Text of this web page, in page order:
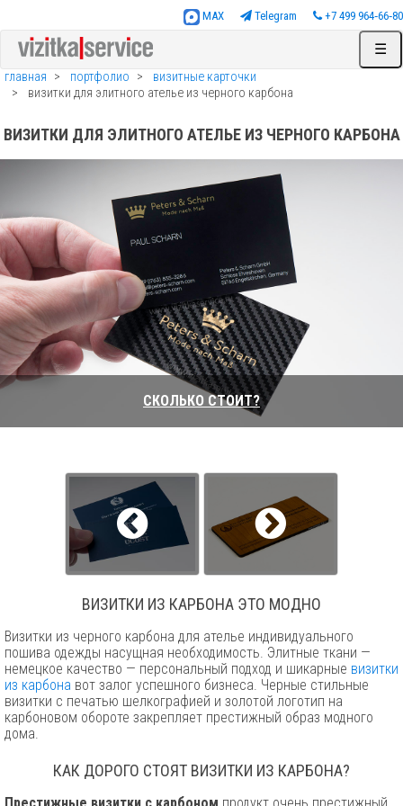
MAX Telegram +7 499 964‑66‑80
☰
главная
портфолио
визитные карточки
визитки для элитного ателье из черного карбона
ВИЗИТКИ ДЛЯ ЭЛИТНОГО АТЕЛЬЕ ИЗ ЧЕРНОГО КАРБОНА
СКОЛЬКО СТОИТ?
ВИЗИТКИ ИЗ КАРБОНА ЭТО МОДНО
Визитки из черного карбона для ателье индивидуального
пошива одежды насущная необходимость. Элитные ткани —
немецкое качество — персональный подход и шикарные визитки
из карбона вот залог успешного бизнеса. Черные стильные
визитки с печатью шелкографией и золотой логотип на
карбоновом обороте закрепляет престижный образ модного
дома.
КАК ДОРОГО СТОЯТ ВИЗИТКИ ИЗ КАРБОНА?